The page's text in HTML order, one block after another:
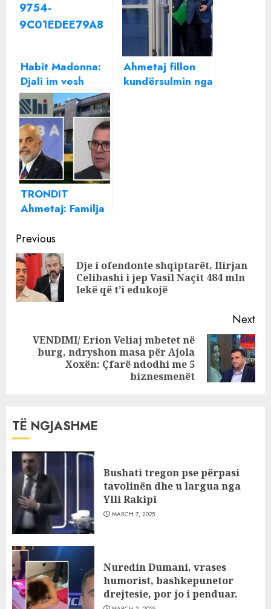
Habit Madonna:
Djali im vesh
fustanet e mia
dhe duket më
mirë se unë me
to. Është vërtet
irrituese!
Ahmetaj fillon
kundërsulmin nga
TRONDIT
Ahmetaj: Familja
marrë 43 milion
euro nga AKSHI
Continue
Reading
Previous
Dje i ofendonte shqiptarët, Ilirjan
Celibashi i jep Vasil Naçit 484 mln
lekë që t’i edukojë
Next
Next
VENDIMI/ Erion Veliaj mbetet në
burg, ndryshon masa për Ajola
Xoxën: Çfarë ndodhi me 5
biznesmenët
TË NGJASHME
Bushati tregon pse përpasi
tavolinën dhe u largua nga
Ylli Rakipi
MARCH 7, 2025
Nuredin Dumani, vrases
humorist, bashkepunetor
drejtesie, por jo i penduar.